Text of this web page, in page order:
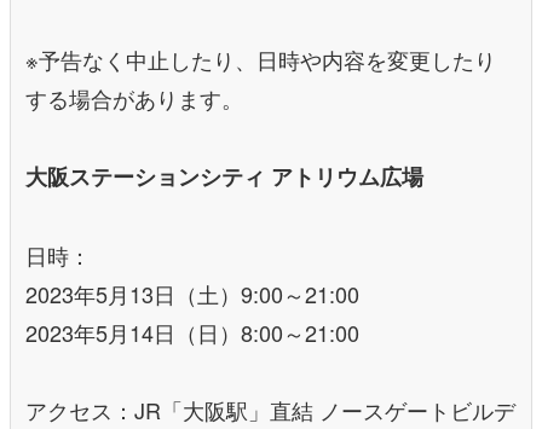
※予告なく中止したり、日時や内容を変更したり
する場合があります。
大阪ステーションシティ アトリウム広場
日時：
2023年5月13日（土）9:00～21:00
2023年5月14日（日）8:00～21:00
アクセス：JR「大阪駅」直結 ノースゲートビルデ